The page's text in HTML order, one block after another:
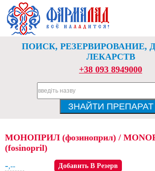
ПОИСК, РЕЗЕРВИРОВАНИЕ,
ЛЕКАРСТВ
+38 093 8949000
МОНОПРИЛ (фозиноприл) /
(fosinopril)
-,-- Добавить В Резерв